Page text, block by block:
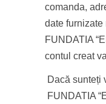
comanda,
date furnizate
FUNDATIA
contul creat
Dacă sunteți
FUNDATIA